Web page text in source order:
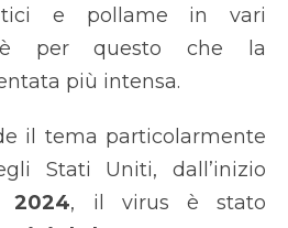
e pollame in vari
per questo che la
più intensa.
il tema particolarmente
Stati Uniti, dall’inizio
2024, il virus è stato